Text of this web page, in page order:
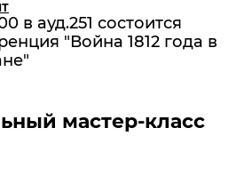
в ауд.251 состоится
"Война 1812 года в
мастер-класс